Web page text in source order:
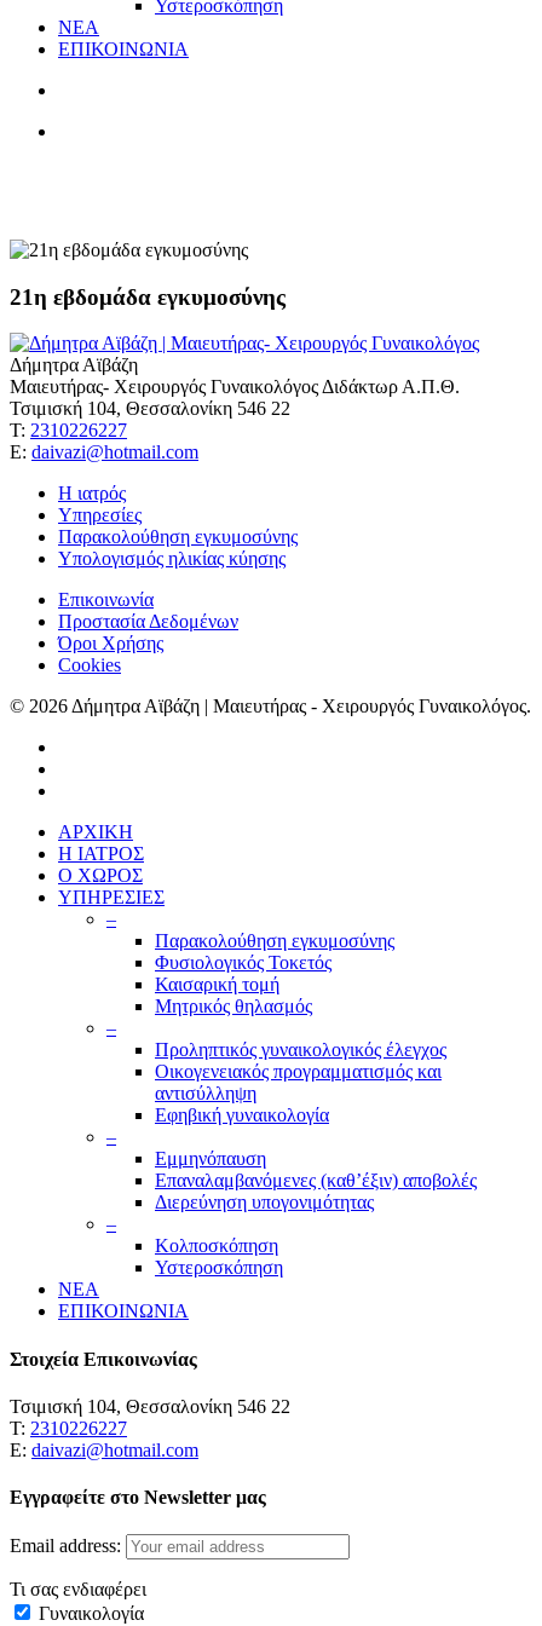
Υστεροσκόπηση
ΝΕΑ
ΕΠΙΚΟΙΝΩΝΙΑ
21η εβδομάδα εγκυμοσύνης
Δήμητρα Αϊβάζη
Μαιευτήρας- Χειρουργός Γυναικολόγος Διδάκτωρ Α.Π.Θ.
Τσιμισκή 104, Θεσσαλονίκη 546 22
Τ: 2310226227
Ε: daivazi@hotmail.com
Η ιατρός
Υπηρεσίες
Παρακολούθηση εγκυμοσύνης
Υπολογισμός ηλικίας κύησης
Επικοινωνία
Προστασία Δεδομένων
Όροι Χρήσης
Cookies
© 2026 Δήμητρα Αϊβάζη | Μαιευτήρας - Χειρουργός Γυναικολόγος.
ΑΡΧΙΚΗ
Η ΙΑΤΡΟΣ
Ο ΧΩΡΟΣ
ΥΠΗΡΕΣΙΕΣ
–
Παρακολούθηση εγκυμοσύνης
Φυσιολογικός Τοκετός
Καισαρική τομή
Μητρικός θηλασμός
–
Προληπτικός γυναικολογικός έλεγχος
Οικογενειακός προγραμματισμός και
αντισύλληψη
Εφηβική γυναικολογία
–
Εμμηνόπαυση
Επαναλαμβανόμενες (καθ’έξιν) αποβολές
Διερεύνηση υπογονιμότητας
–
Κολποσκόπηση
Υστεροσκόπηση
ΝΕΑ
ΕΠΙΚΟΙΝΩΝΙΑ
Στοιχεία Επικοινωνίας
Τσιμισκή 104, Θεσσαλονίκη 546 22
Τ: 2310226227
Ε: daivazi@hotmail.com
Εγγραφείτε στο Newsletter μας
Email address:
Τι σας ενδιαφέρει
Γυναικολογία